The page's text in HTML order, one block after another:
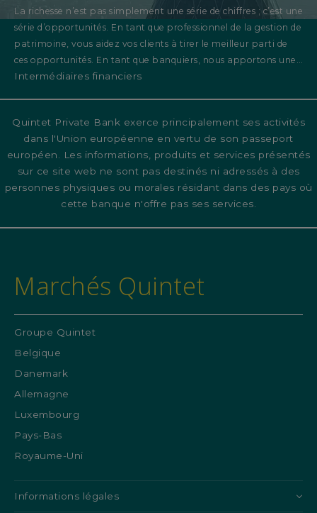
La richesse n’est pas simplement une série de chiffres ; c’est une
série d’opportunités. En tant que professionnel de la gestion de
patrimoine, vous aidez vos clients à tirer le meilleur parti de
ces opportunités. En tant que banquiers, nous apportons une
valeur ajoutée à cette relation de confiance.
Intermédiaires financiers
Quintet Private Bank exerce principalement ses activités
dans l'Union européenne en vertu de son passeport
européen. Les informations, produits et services présentés
sur ce site web ne sont pas destinés ni adressés à des
personnes physiques ou morales résidant dans des pays où
cette banque n'offre pas ses services.
Marchés Quintet
Groupe Quintet
Belgique
Danemark
Allemagne
Luxembourg
Pays-Bas
Royaume-Uni
Informations légales